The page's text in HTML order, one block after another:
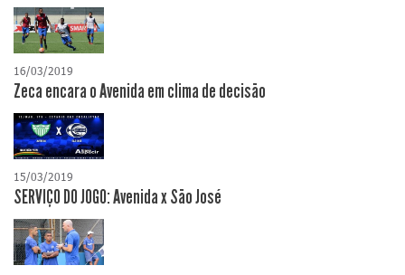
16/03/2019
Zeca encara o Avenida em clima de decisão
15/03/2019
SERVIÇO DO JOGO: Avenida x São José